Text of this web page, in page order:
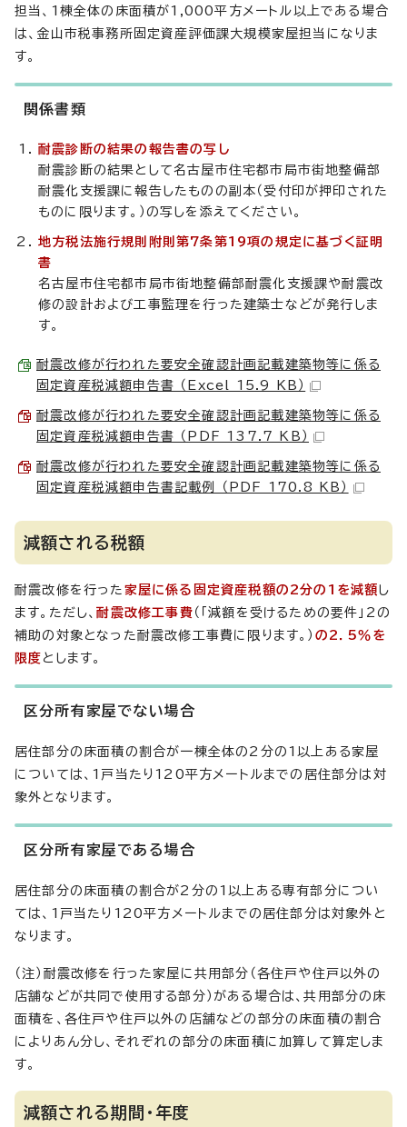
担当、1棟全体の床面積が1,000平方メートル以上である場合
は、金山市税事務所固定資産評価課大規模家屋担当になりま
す。
関係書類
耐震診断の結果の報告書の写し
耐震診断の結果として名古屋市住宅都市局市街地整備部
耐震化支援課に報告したものの副本（受付印が押印された
ものに限ります。）の写しを添えてください。
地方税法施行規則附則第7条第19項の規定に基づく証明
書
名古屋市住宅都市局市街地整備部耐震化支援課や耐震改
修の設計および工事監理を行った建築士などが発行しま
す。
耐震改修が行われた要安全確認計画記載建築物等に係る
固定資産税減額申告書 （Excel 15.9 KB）
耐震改修が行われた要安全確認計画記載建築物等に係る
固定資産税減額申告書 （PDF 137.7 KB）
耐震改修が行われた要安全確認計画記載建築物等に係る
固定資産税減額申告書記載例 （PDF 170.8 KB）
減額される税額
耐震改修を行った 家屋に係る固定資産税額の2分の1を減額し
ます。ただし、耐震改修工事費 （「減額を受けるための要件」2の
補助の対象となった耐震改修工事費に限ります。） の2．5％を
限度 とします。
区分所有家屋でない場合
居住部分の床面積の割合が一棟全体の2分の1以上ある家屋
については、1戸当たり120平方メートルまでの居住部分は対
象外となります。
区分所有家屋である場合
居住部分の床面積の割合が2分の1以上ある専有部分につい
ては、1戸当たり120平方メートルまでの居住部分は対象外と
なります。
（注）耐震改修を行った家屋に共用部分（各住戸や住戸以外の
店舗などが共同で使用する部分）がある場合は、共用部分の床
面積を、各住戸や住戸以外の店舗などの部分の床面積の割合
によりあん分し、それぞれの部分の床面積に加算して算定しま
す。
減額される期間・年度